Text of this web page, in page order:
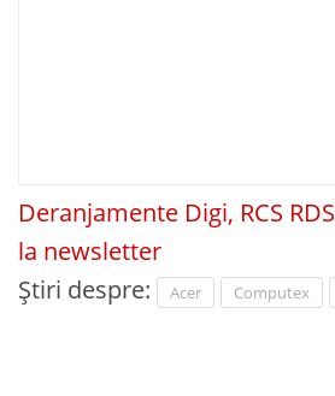
Deranjamente Digi, RCS RDS
la newsletter
Știri despre:
Acer Computex